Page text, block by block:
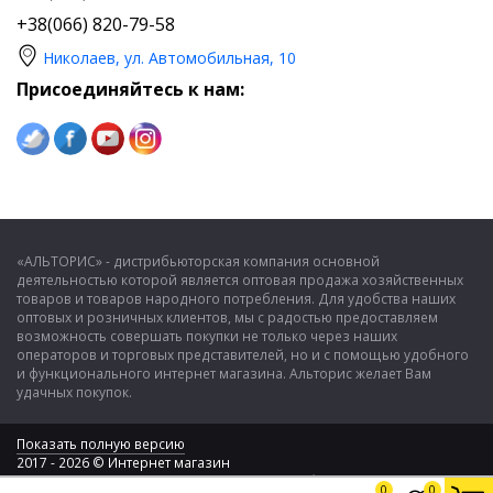
0
0
данным удобством, это заметно облегчает жизнь кладовщикам.
В нашем каталоге находится более 70 единиц
разнообразных емкостей для пищевой продукции. Вы с
лёгкостью сможете подобрать модель согласно своим нуждам и
параметрам. Наши квалифицированные операторы смогут Вас
проконсультировать в случае возникновения дополнительных
вопросов, а также позаботятся о скорейшей доставке Вашего
заказа.
+38(066) 820-79-58
Николаев, ул. Автомобильная, 10
Присоединяйтесь к нам:
«АЛЬТОРИС» - дистрибьюторская компания основной
деятельностью которой является оптовая продажа хозяйственных
товаров и товаров народного потребления. Для удобства наших
оптовых и розничных клиентов, мы с радостью предоставляем
возможность совершать покупки не только через наших
операторов и торговых представителей, но и с помощью удобного
и функционального интернет магазина. Альторис желает Вам
удачных покупок.
Показать полную версию
2017 - 2026 © Интернет магазин
ООО "Альторис" - хозяйственные товары и бытовая техника